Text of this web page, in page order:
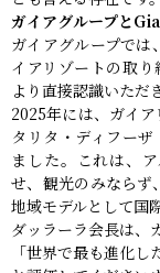
ガイアグループと
ガイアグループで
イアリゾートの取
より直接認識いただ
2025年には、ガイ
タリタ・ディフー
ました。これは、
せ、観光のみならず
地域モデルとして国
ダッラーラ会長は、
「世界で最も進化し